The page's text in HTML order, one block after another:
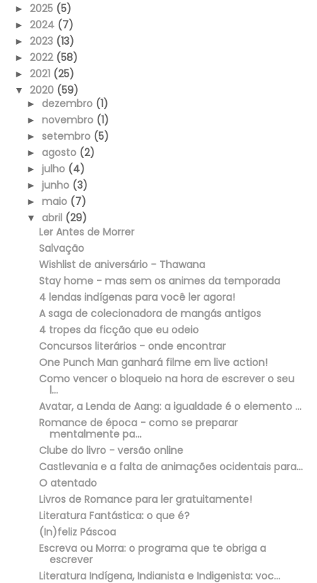
► 2025 (5)
► 2024 (7)
► 2023 (13)
► 2022 (58)
► 2021 (25)
▼ 2020 (59)
► dezembro (1)
► novembro (1)
► setembro (5)
► agosto (2)
► julho (4)
► junho (3)
► maio (7)
▼ abril (29)
Ler Antes de Morrer
Salvação
Wishlist de aniversário - Thawana
Stay home - mas sem os animes da temporada
4 lendas indígenas para você ler agora!
A saga de colecionadora de mangás antigos
4 tropes da ficção que eu odeio
Concursos literários - onde encontrar
One Punch Man ganhará filme em live action!
Como vencer o bloqueio na hora de escrever o seu
l...
Avatar, a Lenda de Aang: a igualdade é o elemento ...
Romance de época - como se preparar
mentalmente pa...
Clube do livro - versão online
Castlevania e a falta de animações ocidentais para...
O atentado
Livros de Romance para ler gratuitamente!
Literatura Fantástica: o que é?
(In)feliz Páscoa
Escreva ou Morra: o programa que te obriga a
escrever
Literatura Indígena, Indianista e Indigenista: voc...